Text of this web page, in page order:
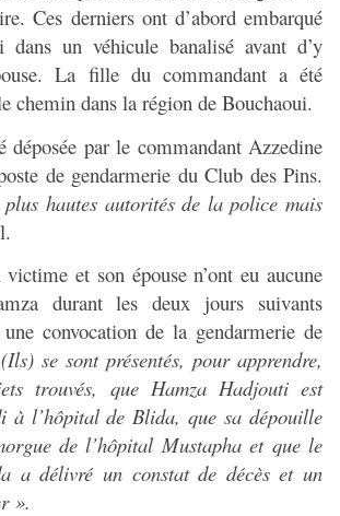
Ces derniers ont d’abord embarqué
dans un véhicule banalisé avant d’y
La fille du commandant a été
chemin dans la région de Bouchaoui.
déposée par le commandant Azzedine
de gendarmerie du Club des Pins.
hautes autorités de la police mais
et son épouse n’ont eu aucune
durant les deux jours suivants
une convocation de la gendarmerie de
se sont présentés, pour apprendre,
trouvés, que Hamza Hadjouti est
l’hôpital de Blida, que sa dépouille
de l’hôpital Mustapha et que le
a délivré un constat de décès et un
».